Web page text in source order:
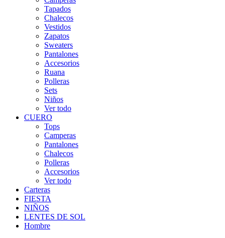
Tapados
Chalecos
Vestidos
Zapatos
Sweaters
Pantalones
Accesorios
Ruana
Polleras
Sets
Niños
Ver todo
CUERO
Tops
Camperas
Pantalones
Chalecos
Polleras
Accesorios
Ver todo
Carteras
FIESTA
NIÑOS
LENTES DE SOL
Hombre